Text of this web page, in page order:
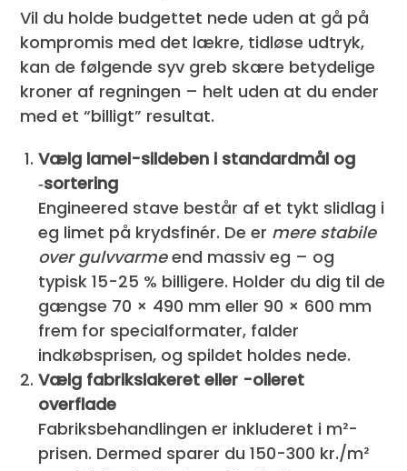
Vil du holde budgettet nede uden at gå på
kompromis med det lækre, tidløse udtryk,
kan de følgende syv greb skære betydelige
kroner af regningen – helt uden at du ender
med et “billigt” resultat.
Vælg lamel-sildeben i standardmål og
‑sortering
Engineered stave består af et tykt slidlag i
eg limet på krydsfinér. De er mere stabile
over gulvvarmeend massiv eg – og
typisk 15-25 % billigere. Holder du dig til de
gængse 70 × 490 mm eller 90 × 600 mm
frem for specialformater, falder
indkøbsprisen, og spildet holdes nede.
Vælg fabrikslakeret eller -olieret
overflade
Fabriksbehandlingen er inkluderet i m²-
prisen. Dermed sparer du 150-300 kr./m²